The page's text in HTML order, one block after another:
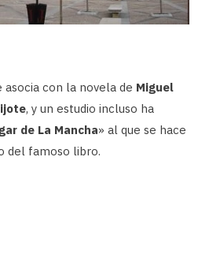
con la novela de Miguel
, y un estudio incluso ha
de La Mancha» al que se hace
del famoso libro.